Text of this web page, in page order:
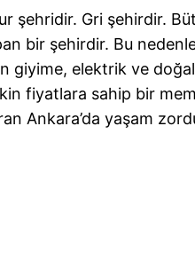
şehridir. Gri şehirdir.
bir şehirdir. Bu
giyime, elektrik ve
fiyatlara sahip bir
Ankara’da yaşam